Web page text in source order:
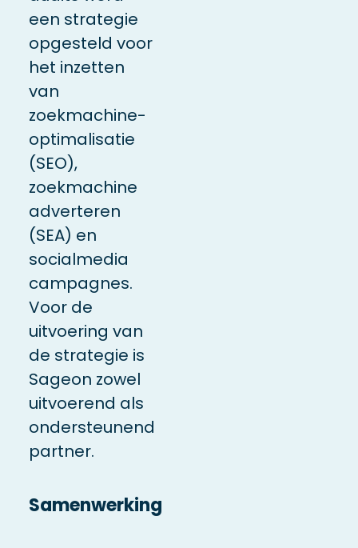
een strategie
opgesteld voor
het inzetten
van
zoekmachine-
optimalisatie
(SEO),
zoekmachine
adverteren
(SEA) en
socialmedia
campagnes.
Voor de
uitvoering van
de strategie is
Sageon zowel
uitvoerend als
ondersteunend
partner.
Samenwerking